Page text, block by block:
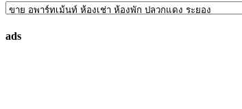
ค้นหา
ที่
ads